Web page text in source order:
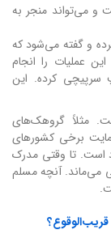
و می‌تواند منجر به
و گفته می‌شود که
عملیات را انجام
سرپیچی کرده. این
مثلاً گروهک‌های
برخی کشورهای
است. تا وقتی مدرک
می‌ماند. آنچه مسلم